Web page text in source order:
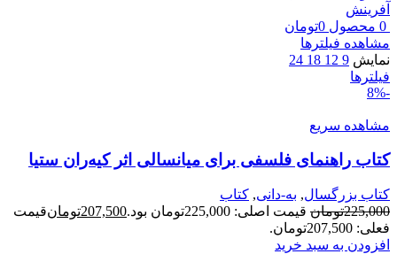
0 محصول 0تومان
مشاهده فیلترها
نمایش 9
12
18
24
فیلترها
-8%
مشاهده سریع
کتاب راهنمای فلسفی برای میانسالی اثر کیه‌ران ستیا
کتاب بزرگسال, به-دانی, کتاب
225,000تومان قیمت اصلی: 225,000تومان بود. 207,500تومانقیمت
فعلی: 207,500تومان.
افزودن به سبد خرید